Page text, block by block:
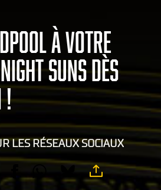
À VOTRE
SUNS DÈS
!
LES RÉSEAUX SOCIAUX